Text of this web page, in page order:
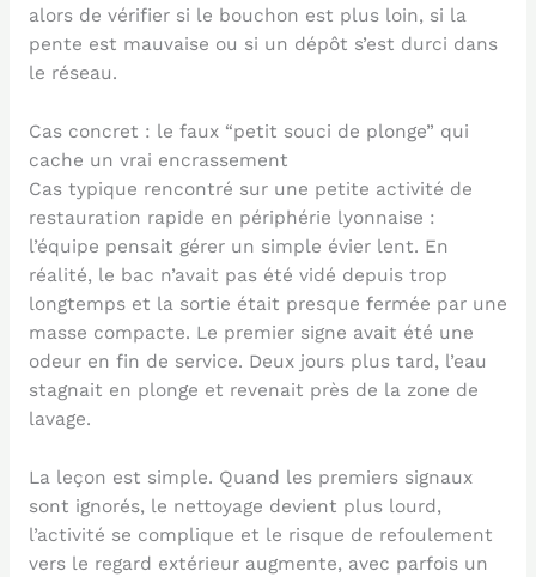
alors de vérifier si le bouchon est plus loin, si la
pente est mauvaise ou si un dépôt s’est durci dans
le réseau.
Cas concret : le faux “petit souci de plonge” qui
cache un vrai encrassement
Cas typique rencontré sur une petite activité de
restauration rapide en périphérie lyonnaise :
l’équipe pensait gérer un simple évier lent. En
réalité, le bac n’avait pas été vidé depuis trop
longtemps et la sortie était presque fermée par une
masse compacte. Le premier signe avait été une
odeur en fin de service. Deux jours plus tard, l’eau
stagnait en plonge et revenait près de la zone de
lavage.
La leçon est simple. Quand les premiers signaux
sont ignorés, le nettoyage devient plus lourd,
l’activité se complique et le risque de refoulement
vers le regard extérieur augmente, avec parfois un